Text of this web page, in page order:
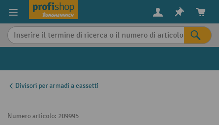
content
Divisori per armadi a cassetti
Numero articolo: 209995